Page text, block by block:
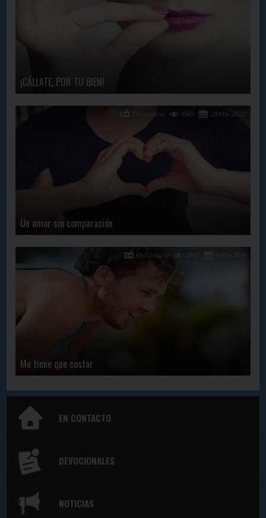
¡CÁLLATE, POR TU BIEN!
Un amor sin comparación
29 Mar, 2022
1680
En Contacto
Me tiene que costar
En Contacto
EN CONTACTO
DEVOCIONALES
NOTICIAS